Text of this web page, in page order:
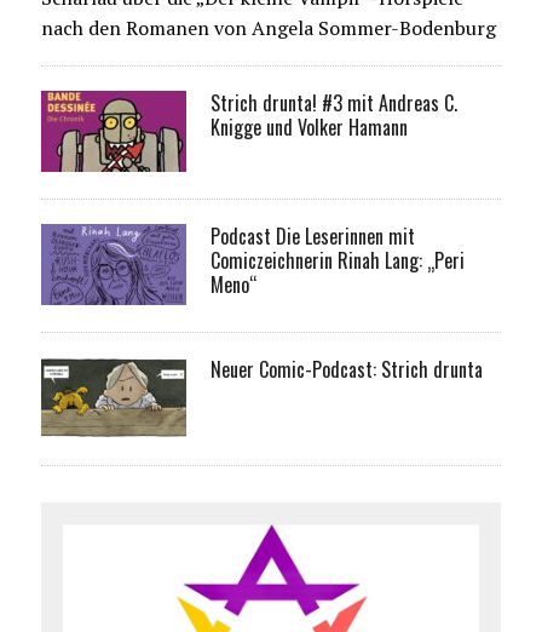
nach den Romanen von Angela Sommer-Bodenburg
Strich drunta! #3 mit Andreas C.
Knigge und Volker Hamann
Podcast Die Leserinnen mit
Comiczeichnerin Rinah Lang: „Peri
Meno“
Neuer Comic-Podcast: Strich drunta